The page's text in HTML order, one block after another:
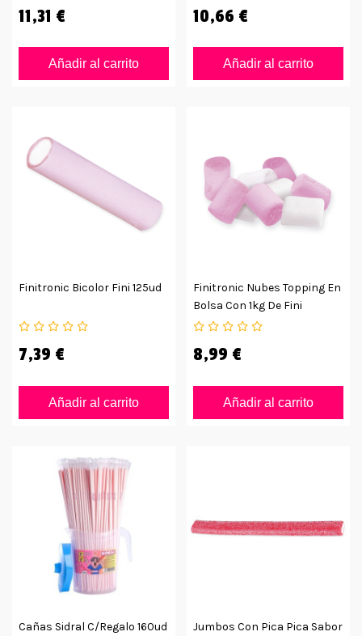
11,31 €
Añadir al carrito
10,66 €
Añadir al carrito
Finitronic Bicolor Fini 125ud
7,39 €
Añadir al carrito
Finitronic Nubes Topping En
Bolsa Con 1kg De Fini
8,99 €
Añadir al carrito
Cañas Sidral C/regalo 160ud
Jumbos Con Pica Pica Sabor